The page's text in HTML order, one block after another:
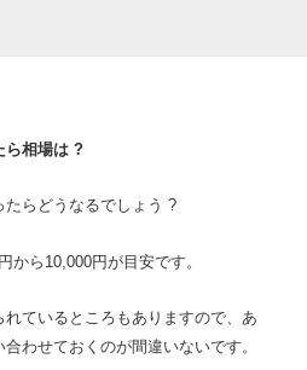
相場は ?
たらどうなるでしょう ?
から10,000円が目安です。
ているところもありますので、あ
わせておくのが間違いないです。